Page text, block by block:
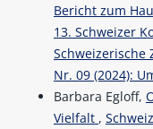
Bericht zum
13. Schweizer
Schweizerische
Nr. 09 (2024):
Barbara Egloff,
Vielfalt ,